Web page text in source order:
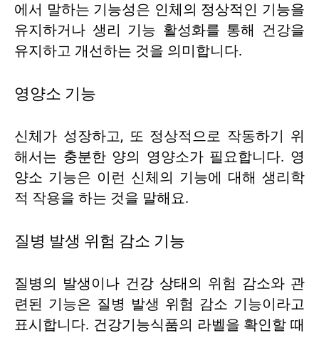
에서 말하는 기능성은 인체의 정상적인 기능을
유지하거나 생리 기능 활성화를 통해 건강을
유지하고 개선하는 것을 의미합니다.
영양소 기능
신체가 성장하고, 또 정상적으로 작동하기 위
해서는 충분한 양의 영양소가 필요합니다. 영
양소 기능은 이런 신체의 기능에 대해 생리학
적 작용을 하는 것을 말해요.
질병 발생 위험 감소 기능
질병의 발생이나 건강 상태의 위험 감소와 관
련된 기능은 질병 발생 위험 감소 기능이라고
표시합니다. 건강기능식품의 라벨을 확인할 때